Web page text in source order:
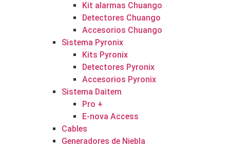
Kit alarmas Chuango
Detectores Chuango
Accesorios Chuango
Sistema Pyronix
Kits Pyronix
Detectores Pyronix
Accesorios Pyronix
Sistema Daitem
Pro +
E-nova Access
Cables
Generadores de Niebla